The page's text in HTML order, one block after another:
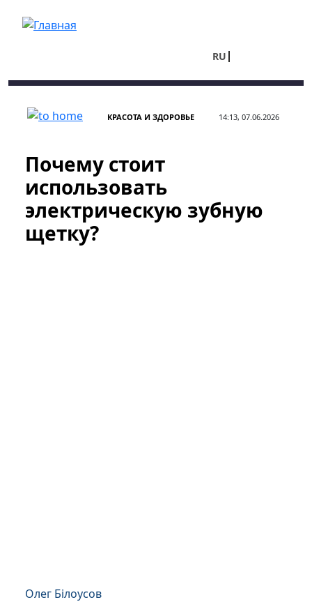
RU
КРАСОТА И ЗДОРОВЬЕ 14:13, 07.06.2026
Почему стоит
использовать
электрическую зубную
щетку?
Олег Білоусов